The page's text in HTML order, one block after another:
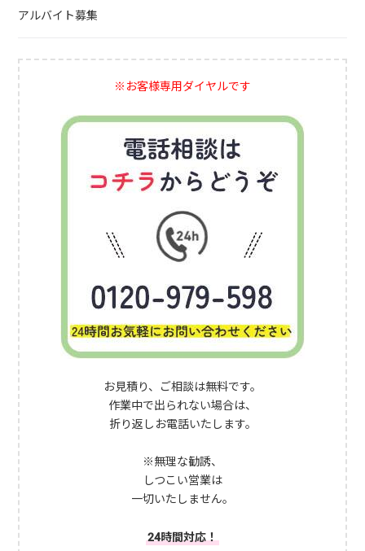
アルバイト募集
※お客様専用ダイヤルです
お見積り、ご相談は無料です。
作業中で出られない場合は、
折り返しお電話いたします。
※無理な勧誘、
しつこい営業は
一切いたしません。
24時間対応！